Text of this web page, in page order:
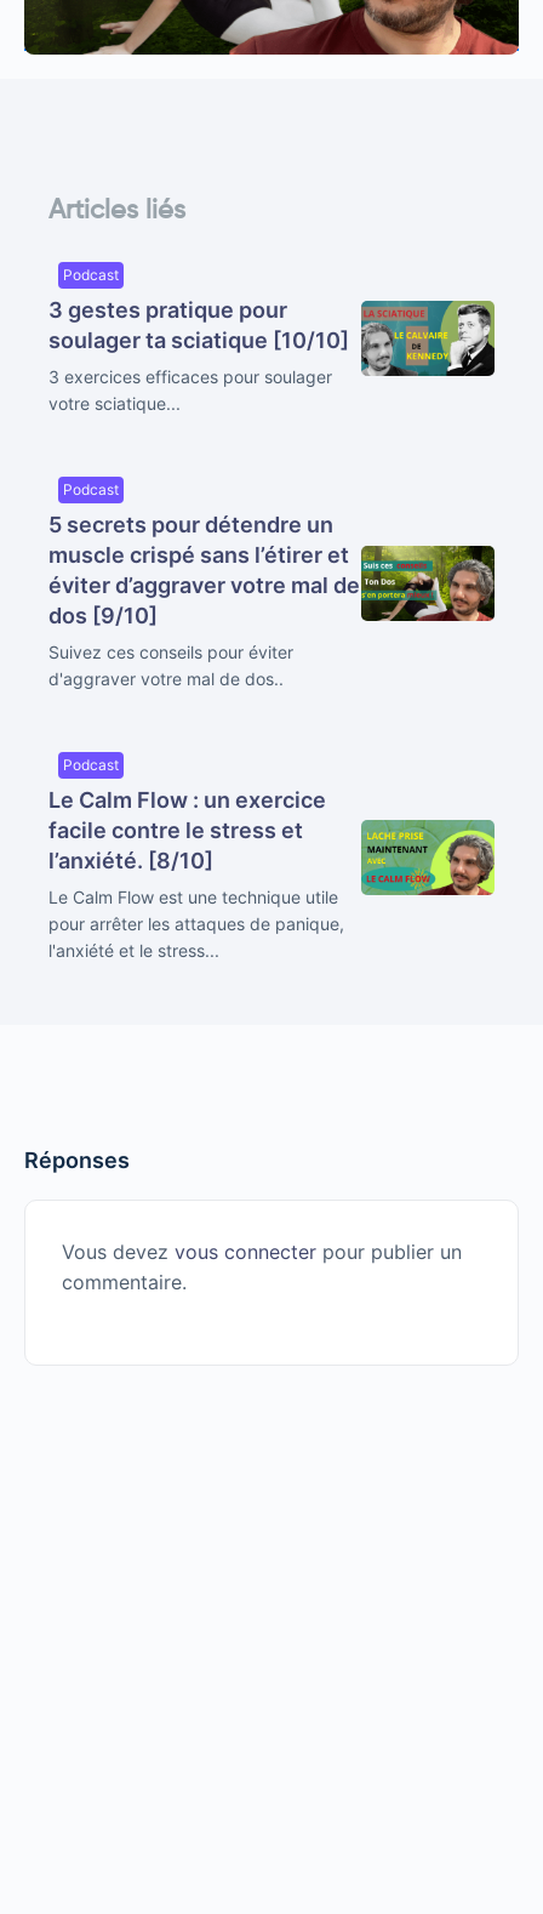
Articles liés
Podcast
3 gestes pratique pour
soulager ta sciatique [10/10]
3 exercices efficaces pour soulager
votre sciatique...
Podcast
5 secrets pour détendre un
muscle crispé sans l’étirer et
éviter d’aggraver votre mal de
dos [9/10]
Suivez ces conseils pour éviter
d'aggraver votre mal de dos..
Podcast
Le Calm Flow : un exercice
facile contre le stress et
l’anxiété. [8/10]
Le Calm Flow est une technique utile
pour arrêter les attaques de panique,
l'anxiété et le stress...
Réponses
Vous devez vous connecter pour publier un
commentaire.